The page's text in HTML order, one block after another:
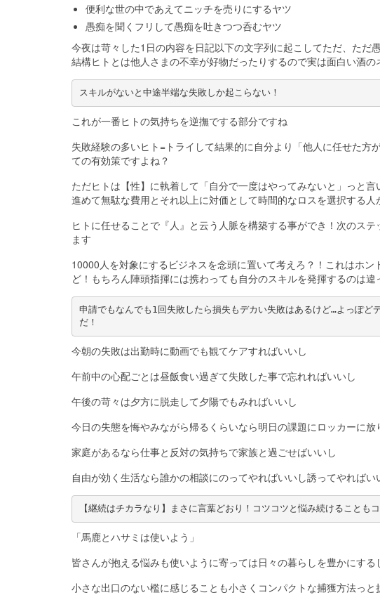
便利な世の中であえてニッチを売りにするヤツ
愚痴を聞くフリして愚痴を吐きつつ呑むヤツ
今夜は苛々した1日の内容を日記以下の文字列に起こしてただ、た
結構ヒトとは他人さまの不幸が好物だったりするので実は面白い酒の
スキルがないと中途半端な失敗しか起こらない！
これが一番ヒトの気持ちを逆撫でする部分ですね
失敗経験の多いヒト=トライして結果的に自分より「他人に任せた
ての有効策ですよね？
ただヒトは【性】に執着して「自分で一度はやってみないと」っと
進めて無駄な費用とそれ以上に対価として時間的なロスを選択する
ヒトに任せることで『人』と云う人脈を構築する事ができ！次のス
ます
10000人を対象にするビジネスを念頭に置いて考えろ？！これはホ
ど！もちろん陣頭指揮には携わっても自分のスキルを発揮するのは
申請でもなんでも1回失敗したら損失もデカい失敗はあるけど…よっぽ
だ！
今朝の失敗は出勤時に動画でも観てケアすればいいし
午前中の心配ごとは昼飯食い過ぎて失敗した事で忘れればいいし
午後の苛々は夕方に脱走して夕陽でもみればいいし
今日の失態を悔やみながら帰るくらいなら明日の課題にロッカーに
家庭があるなら仕事と反対の気持ちで家族と過ごせばいいし
自由が効く生活なら誰かの相談にのってやればいいし誘ってやればい
【継続はチカラなり】まさに言葉どおり！コツコツと悩み続けること
「馬鹿とハサミは使いよう」
皆さんが抱える悩みも使いように寄っては日々の暮らしを豊かにす
小さな出口のない檻に感じることも小さくコンパクトな捕獲方法っ